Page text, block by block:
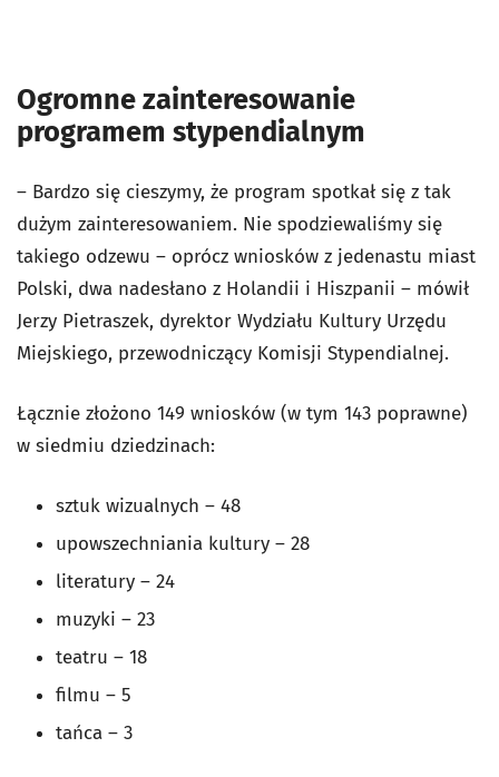
Ogromne zainteresowanie
programem stypendialnym
– Bardzo się cieszymy, że program spotkał się z tak
dużym zainteresowaniem. Nie spodziewaliśmy się
takiego odzewu – oprócz wniosków z jedenastu miast
Polski, dwa nadesłano z Holandii i Hiszpanii – mówił
Jerzy Pietraszek, dyrektor Wydziału Kultury Urzędu
Miejskiego, przewodniczący Komisji Stypendialnej.
Łącznie złożono 149 wniosków (w tym 143 poprawne)
w siedmiu dziedzinach:
sztuk wizualnych – 48
upowszechniania kultury – 28
literatury – 24
muzyki – 23
teatru – 18
filmu – 5
tańca – 3